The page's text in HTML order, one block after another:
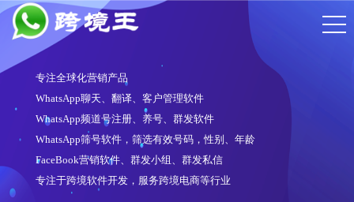
WhatsApp频道号注册软件
注册6段频道号
操作简单，注册账号质量高
对接多家接码平台、API通道
适配性强，可在任意一家云控系统中使用